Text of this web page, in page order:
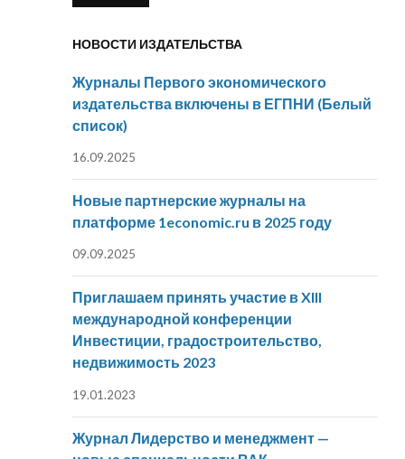
НОВОСТИ ИЗДАТЕЛЬСТВА
Журналы Первого экономического
издательства включены в ЕГПНИ (Белый
список)
16.09.2025
Новые партнерские журналы на
платформе 1economic.ru в 2025 году
09.09.2025
Приглашаем принять участие в XIII
международной конференции
Инвестиции, градостроительство,
недвижимость 2023
19.01.2023
Журнал Лидерство и менеджмент —